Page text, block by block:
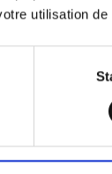
utilisation
pour